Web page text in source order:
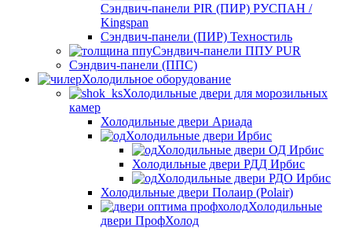
Сэндвич-панели PIR (ПИР) РУСПАН /
Kingspan
Сэндвич‑панели (ПИР) Техностиль
Сэндвич-панели ППУ PUR
Сэндвич‑панели (ППС)
Холодильное оборудование
Холодильные двери для морозильных
камер
Холодильные двери Ариада
Холодильные двери Ирбис
Холодильные двери ОД Ирбис
Холодильные двери РДД Ирбис
Холодильные двери РДО Ирбис
Холодильные двери Полаир (Polair)
Холодильные
двери ПрофХолод